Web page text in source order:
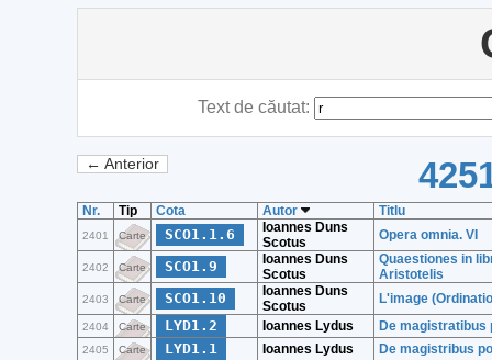
Text de căutat:
← Anterior
Nr. Tip Cota Autor Titlu
2401 Carte SCO1.1.6
Ioannes Duns
Scotus
Opera omnia. VI
2402 Carte SCO1.9
Ioannes Duns
Scotus
Quaestiones in
Aristotelis
2403 Carte SCO1.10
Ioannes Duns
Scotus
L'image
2404 Carte LYD1.2 Ioannes Lydus De magistratibus
2405 Carte LYD1.1 Ioannes Lydus De magistribus